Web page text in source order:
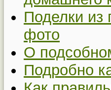
Поделки из
фото
О
Подробно